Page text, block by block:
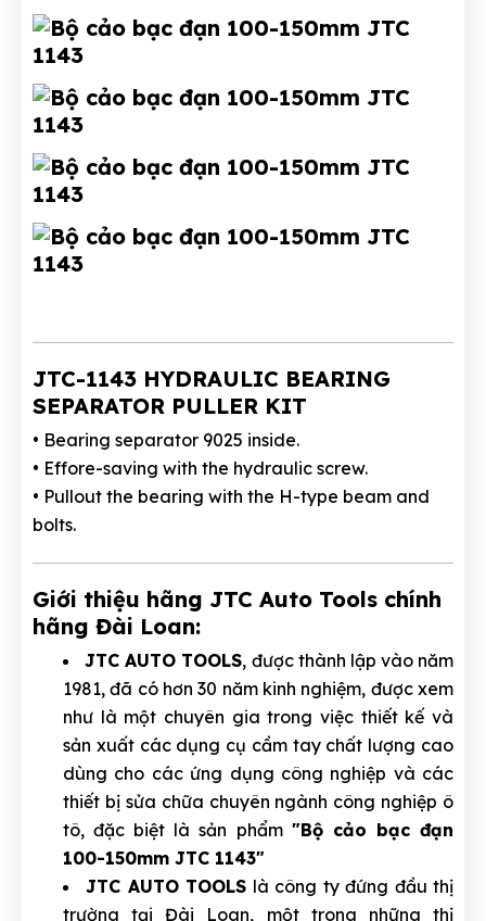
JTC-1143 HYDRAULIC BEARING
SEPARATOR PULLER KIT
• Bearing separator 9025 inside.
• Effore-saving with the hydraulic screw.
• Pullout the bearing with the H-type beam and
bolts.
Giới thiệu hãng JTC Auto Tools chính
hãng Đài Loan:
JTC AUTO TOOLS, được thành lập vào năm
1981, đã có hơn 30 năm kinh nghiệm, được xem
như là một chuyên gia trong việc thiết kế và
sản xuất các dụng cụ cầm tay chất lượng cao
dùng cho các ứng dụng công nghiệp và các
thiết bị sửa chữa chuyên ngành công nghiệp ô
tô, đặc biệt là sản phẩm "Bộ cảo bạc đạn
100-150mm JTC 1143"
JTC AUTO TOOLS là công ty đứng đầu thị
trường tại Đài Loan, một trong những thị